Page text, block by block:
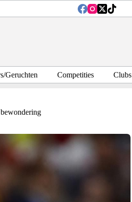
Geruchten Competities Clubs